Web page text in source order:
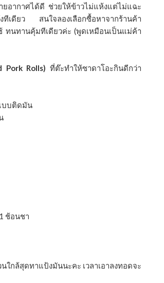
ยอากาศได้ดี ช่วยให้ข้าวไม่แห้งแต่ไม่แฉะ
เดียว สนใจลองเลือกซื้อหาจากร้านค้า
ทนทานคุ้มทีเดียวค่ะ (พูดเหมือนเป็นแม่ค้า
Pork Rolls) ที่ต๊ะทำให้ซาดาโอะกินดีกว่า
บบติดมัน
ช้อนชา
กล้สุดทาแป้งมันนะคะ เวลาเอาลงทอดจะ